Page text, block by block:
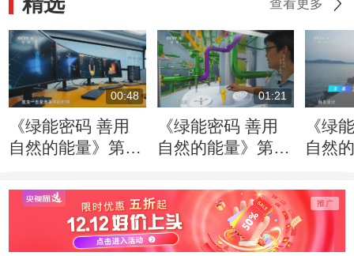
查看更多
00:48
《绿能密码 善用
自然的能量》第1
要理念就是质疑的
态度
01:21
《绿能密码 善用
自然的能量》第1
一号”设计团队运
作的灵魂
《绿
自然
的核
国几
想